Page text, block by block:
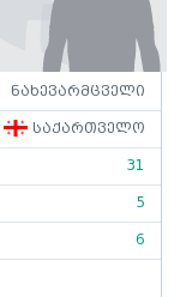
ნახევარმცველი
საქართველო
31
5
6